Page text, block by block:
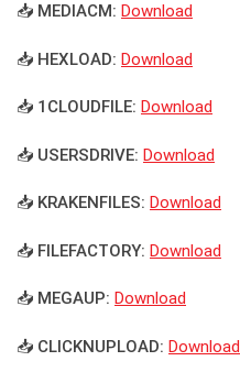
📥 MEDIACM: Download
📥 HEXLOAD: Download
📥 1CLOUDFILE: Download
📥 USERSDRIVE: Download
📥 KRAKENFILES: Download
📥 FILEFACTORY: Download
📥 MEGAUP: Download
📥 CLICKNUPLOAD: Download